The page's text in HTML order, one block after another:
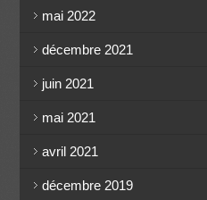
mai 2022
décembre 2021
juin 2021
mai 2021
avril 2021
décembre 2019